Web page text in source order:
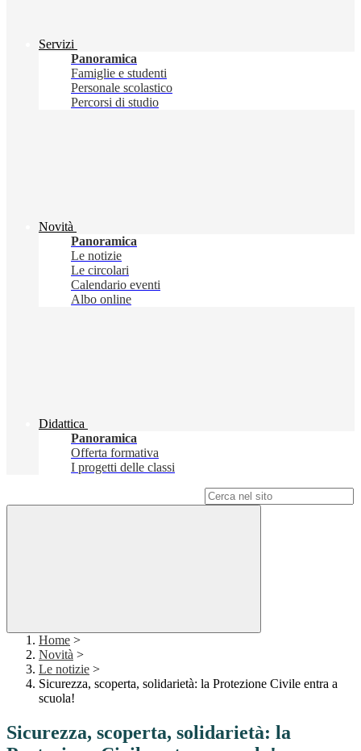
Servizi
Panoramica
Famiglie e studenti
Personale scolastico
Percorsi di studio
Novità
Panoramica
Le notizie
Le circolari
Calendario eventi
Albo online
Didattica
Panoramica
Offerta formativa
I progetti delle classi
Home >
Novità >
Le notizie >
Sicurezza, scoperta, solidarietà: la Protezione Civile entra a
scuola!
Sicurezza, scoperta, solidarietà: la